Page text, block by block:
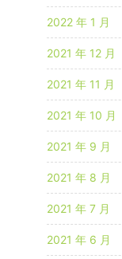
2022 年 1 月
2021 年 12 月
2021 年 11 月
2021 年 10 月
2021 年 9 月
2021 年 8 月
2021 年 7 月
2021 年 6 月